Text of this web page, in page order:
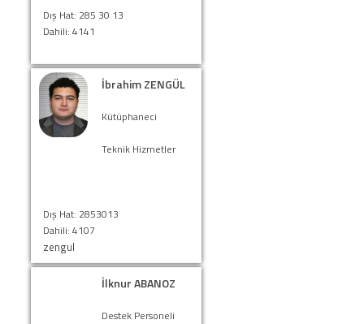
Dış Hat: 285 30 13
Dahili: 4141
İbrahim ZENGÜL
Kütüphaneci
Teknik Hizmetler
Dış Hat: 2853013
Dahili: 4107
zengul
İlknur ABANOZ
Destek Personeli